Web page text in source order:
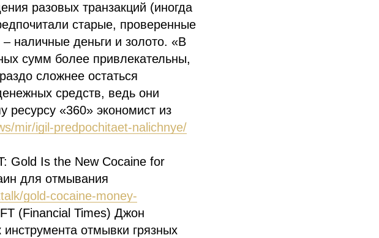
разовых транзакций (иногда
старые, проверенные
наличные деньги и золото. «В
сумм более привлекательны,
сложнее остаться
средств, ведь они
«360» экономист из
mir/igil-predpochitaet-nalichnye/
Gold Is the New Cocaine for
для отмывания
gold-cocaine-money-
(Financial Times) Джон
отмывки грязных